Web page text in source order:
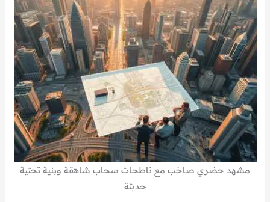
مشهد حضري صاخب مع ناطحات سحاب شاهقة وبنية تحتية
حديثة